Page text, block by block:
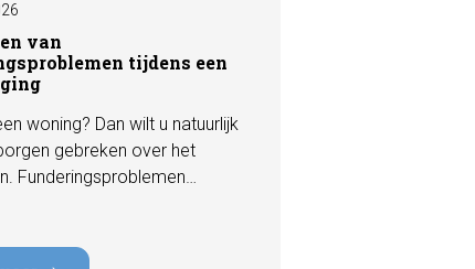
van
tijdens een
woning? Dan wilt u natuurlijk
gebreken over het
Funderingsproblemen
die kunnen oplopen